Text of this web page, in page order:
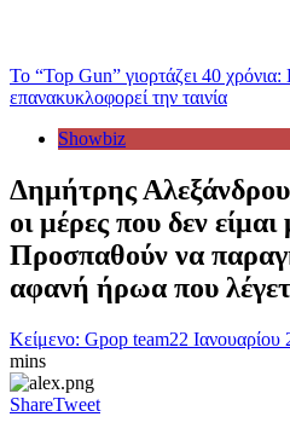
Το “Top Gun” γιορτάζει 40
επανακυκλοφορεί την ταινία
Showbiz
Δημήτρης
οι μέρες που δεν
Προσπαθούν να
αφανή ήρωα που
Κείμενο: Gpop team22 Ιανουαρίου
mins
ShareTweet